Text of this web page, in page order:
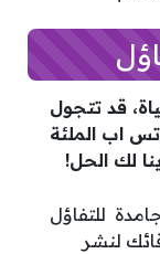
قد تتجول
اب الملئة
لك الحل!
جامدة للتفاؤل
لنشر